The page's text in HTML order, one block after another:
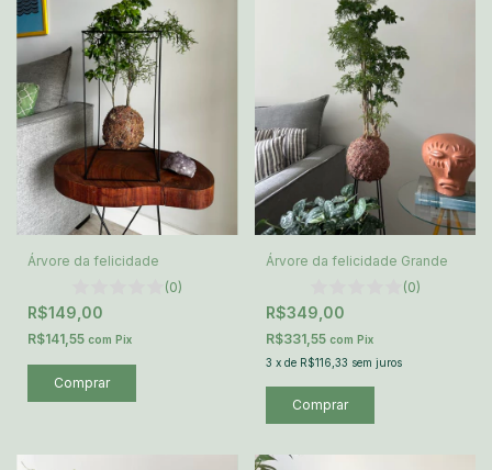
Árvore da felicidade
(0)
R$149,00
R$141,55 com Pix
Árvore da felicidade Grande
(0)
R$349,00
R$331,55 com Pix
3 x de R$116,33 sem juros